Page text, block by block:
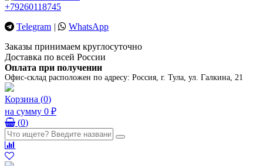
+79260118745
Telegram |
WhatsApp
Заказы принимаем круглосуточно
Доставка по всей России
Оплата при получении
Офис-склад расположен по адресу: Россия, г. Тула, ул. Галкина, 21
Корзина (0)
на сумму 0 ₽
(0)